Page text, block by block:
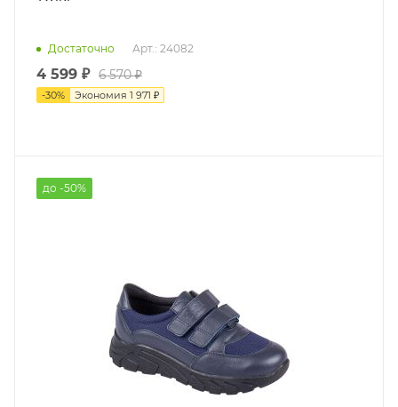
Достаточно Арт.: 24082
4 599 ₽ 6 570 ₽
-30% Экономия 1 971 ₽
до -50%